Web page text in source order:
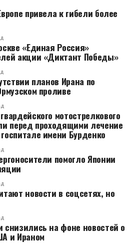
привела к гибели более
«Единая Россия»
акции «Диктант Победы»
планов Ирана по
проливе
мотострелкового
перед проходящими лечение
имени Бурденко
помогло Японии
новости в соцсетях, но
снизились на фоне новостей о
и Ираном